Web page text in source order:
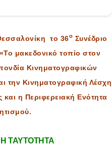
το 36ο Συνέδριο
μακεδονικό τοπίο στον
Κινηματογραφικών
την Κινηματογραφική Λέσχη
και η Περιφερειακή Ενότητα
ΤΑΥΤΟΤΗΤΑ